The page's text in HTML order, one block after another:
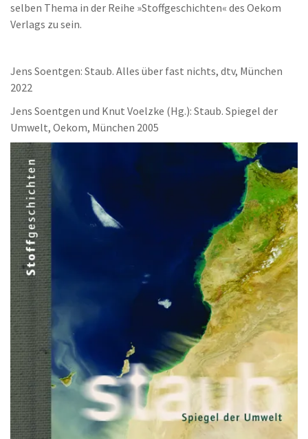
selben Thema in der Reihe »Stoffgeschichten« des Oekom
Verlags zu sein.
Jens Soentgen: Staub. Alles über fast nichts, dtv, München
2022
Jens Soentgen und Knut Voelzke (Hg.): Staub. Spiegel der
Umwelt, Oekom, München 2005